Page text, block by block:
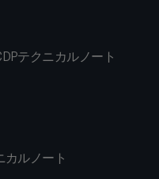
テクニカルノート
カルノート